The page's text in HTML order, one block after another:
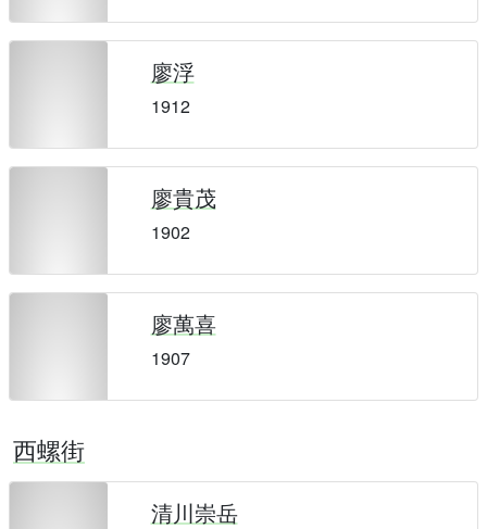
廖浮
1912
廖貴茂
1902
廖萬喜
1907
西螺街
清川崇岳